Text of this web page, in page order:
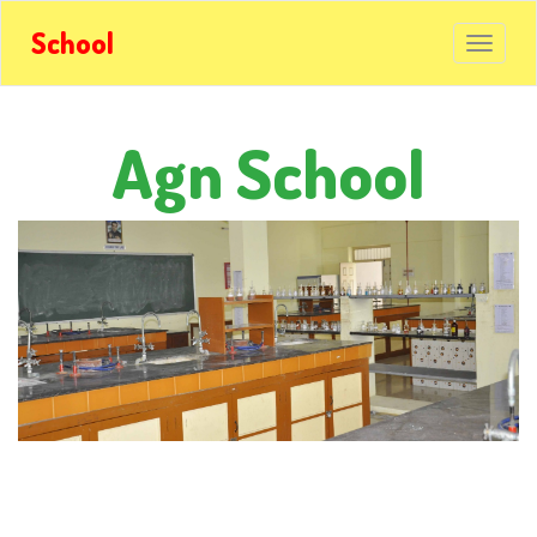
School
Agn School